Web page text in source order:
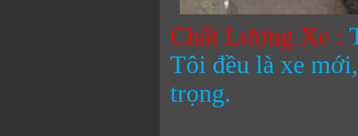
Chất Lượng Xe :
Tôi đều là xe
trọng.